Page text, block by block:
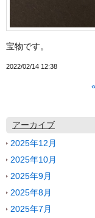
宝物です。
2022/02/14 12:38
«
アーカイブ
2025年12月
2025年10月
2025年9月
2025年8月
2025年7月